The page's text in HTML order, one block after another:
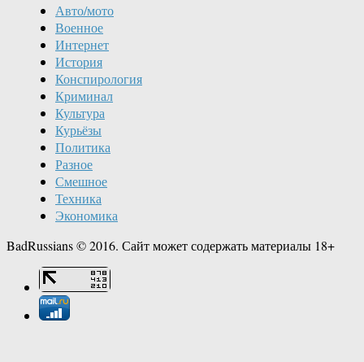
Авто/мото
Военное
Интернет
История
Конспирология
Криминал
Культура
Курьёзы
Политика
Разное
Смешное
Техника
Экономика
BadRussians © 2016. Сайт может содержать материалы 18+